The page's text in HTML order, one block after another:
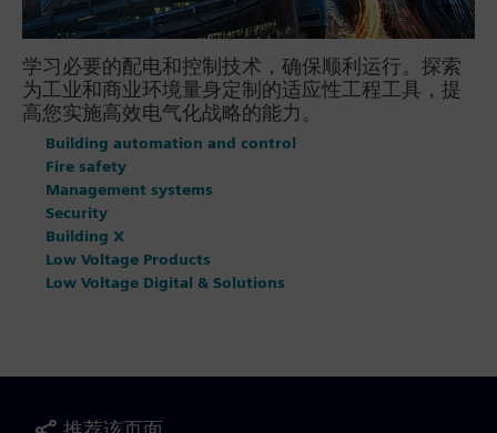
学习必要的配电和控制技术，确保顺利运行。探索
为工业和商业环境量身定制的适应性工程工具，提
高您实施高效电气化战略的能力。
Building automation and control
Fire safety
Management systems
Security
Building X
Low Voltage Products
Low Voltage Digital & Solutions